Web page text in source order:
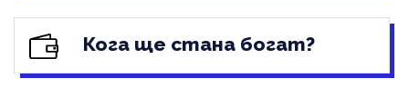
Кога ще стана богат?